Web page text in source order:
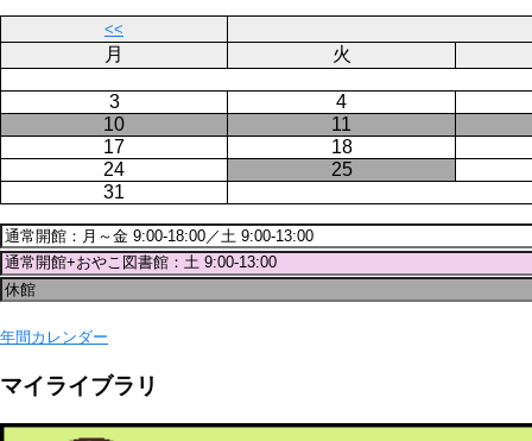
<<
月 火
3
4
10
11
17
18
24
25
31
年間カレンダー
マイライブラリ